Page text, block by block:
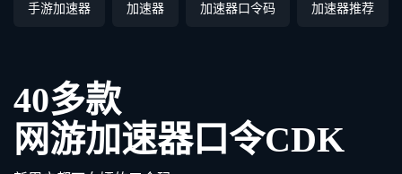
手游加速器 加速器 加速器口令码 加速器推荐
40多款
网游加速器口令CDK